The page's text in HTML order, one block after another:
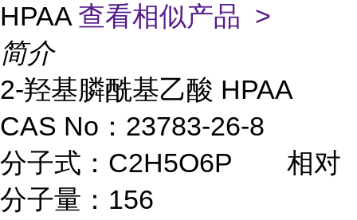
HPAA 查看相似产品 >
简介
2-羟基膦酰基乙酸 HPAA
CAS No：23783-26-8
分子式：C2H5O6P
相对
分子量：156